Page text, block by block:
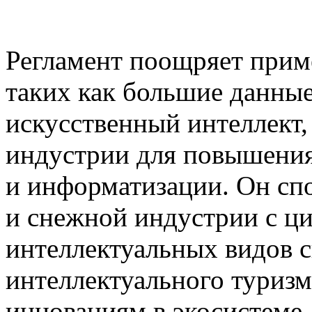
Регламент поощряет
таких как большие
искусственный
индустрии для
и информатизации. Он
и снежной индустрии с
интеллектуальных видов
интеллектуального